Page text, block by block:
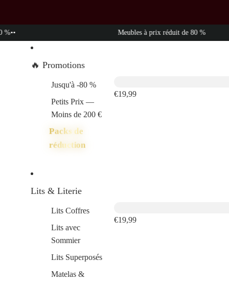
Meubles à prix réduit de 80 %
🔥 Promotions
Jusqu'à -80 %
Petits Prix —
Moins de 200 €
Packs de
réduction
€19,99
Lits & Literie
Lits Coffres
Lits avec
Sommier
Lits Superposés
Matelas &
€19,99